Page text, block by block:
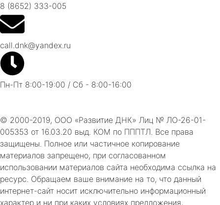
8 (8652) 333-005
call.dnk@yandex.ru
Пн-Пт 8:00-19:00 / Сб - 8:00-16:00
© 2000-2019, ООО «Развитие ДНК» Лиц № ЛО-26-01-
005353 от 16.03.20 выд. КОМ по ПППТЛ. Все права
защищены. Полное или частичное копирование
материалов запрещено, при согласованном
использовании материалов сайта необходима ссылка на
ресурс. Обращаем ваше внимание на то, что данный
интернет-сайт носит исключительно информационный
характер и ни при каких условиях предложения,